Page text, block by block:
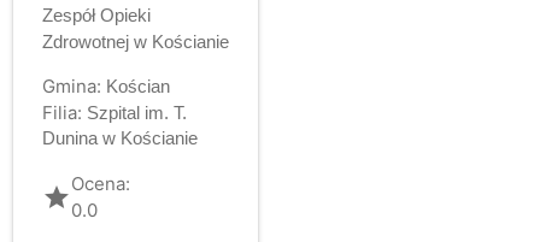
Zespół Opieki
Zdrowotnej w Kościanie
Gmina: Kościan
Filia: Szpital im. T.
Dunina w Kościanie
gradeOcena:
0.0